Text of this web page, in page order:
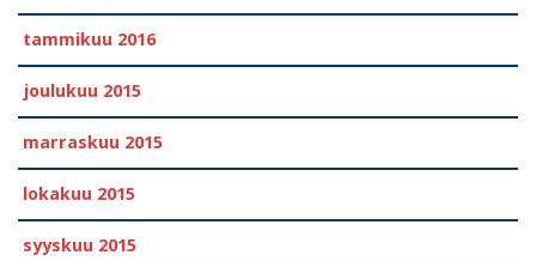
tammikuu 2016
joulukuu 2015
marraskuu 2015
lokakuu 2015
syyskuu 2015